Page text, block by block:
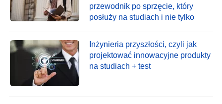
przewodnik po sprzęcie, który
posłuży na studiach i nie tylko
Inżynieria przyszłości, czyli jak
projektować innowacyjne produkty
na studiach + test